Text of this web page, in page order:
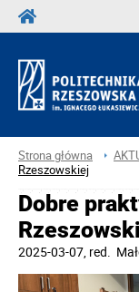
Strona główna
Rzeszowskiej
Dobre
2025-03-07, red.